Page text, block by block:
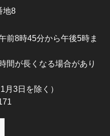
地8
前8時45分から午後5時ま
間が長くなる場合があり
月3日を除く）